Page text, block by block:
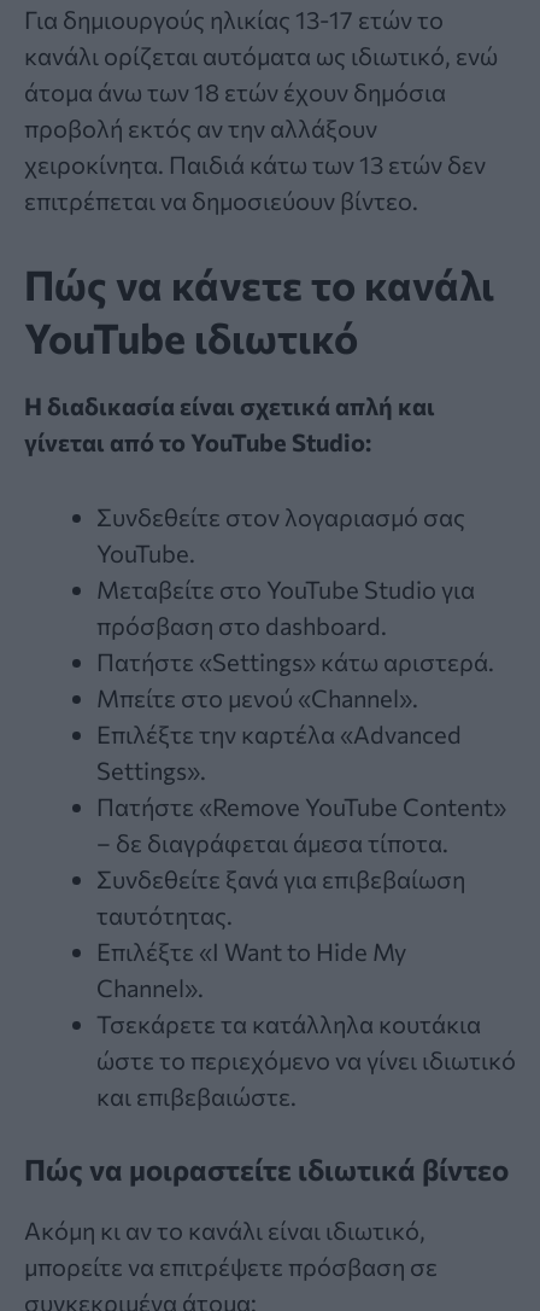
Για δημιουργούς ηλικίας 13-17 ετών το
κανάλι ορίζεται αυτόματα ως ιδιωτικό, ενώ
άτομα άνω των 18 ετών έχουν δημόσια
προβολή εκτός αν την αλλάξουν
χειροκίνητα. Παιδιά κάτω των 13 ετών δεν
επιτρέπεται να δημοσιεύουν βίντεο.
Πώς να κάνετε το κανάλι
YouTube ιδιωτικό
Η διαδικασία είναι σχετικά απλή και
γίνεται από το YouTube Studio:
Συνδεθείτε στον λογαριασμό σας
YouTube.
Μεταβείτε στο YouTube Studio για
πρόσβαση στο dashboard.
Πατήστε «Settings» κάτω αριστερά.
Μπείτε στο μενού «Channel».
Επιλέξτε την καρτέλα «Advanced
Settings».
Πατήστε «Remove YouTube Content»
– δε διαγράφεται άμεσα τίποτα.
Συνδεθείτε ξανά για επιβεβαίωση
ταυτότητας.
Επιλέξτε «I Want to Hide My
Channel».
Τσεκάρετε τα κατάλληλα κουτάκια
ώστε το περιεχόμενο να γίνει ιδιωτικό
και επιβεβαιώστε.
Πώς να μοιραστείτε ιδιωτικά βίντεο
Ακόμη κι αν το κανάλι είναι ιδιωτικό,
μπορείτε να επιτρέψετε πρόσβαση σε
συγκεκριμένα άτομα: